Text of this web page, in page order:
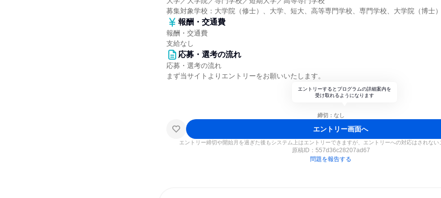
募集対象学校：大学院（修士）、大学、短大、高等専門学校、専門学校、大学院（博士）
報酬・交通費
報酬・交通費
支給なし
応募・選考の流れ
応募・選考の流れ
まず当サイトよりエントリーをお願いいたします。
エントリーするとプログラムの詳細案内を
受け取れるようになります
締切：なし
エントリー画面へ
エントリー締切や開始月を過ぎた後もシステム上はエントリーできますが、エントリーへの対応はされない
原稿ID： 557d36c28207ad67
問題を報告する